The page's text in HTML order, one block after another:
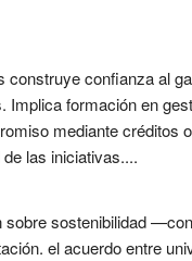
confianza al
formación en
mediante créditos
las iniciativas....
sostenibilidad
el acuerdo entre